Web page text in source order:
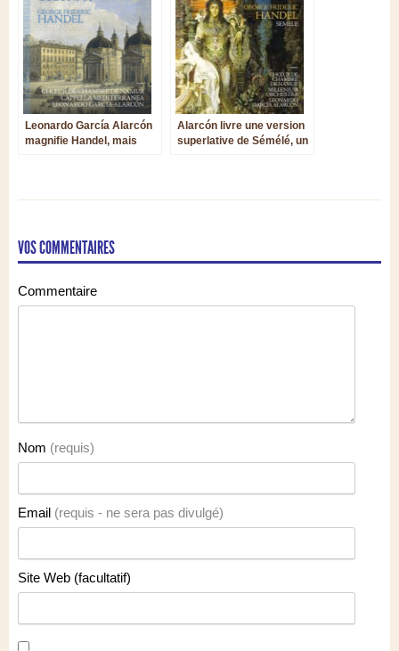
Leonardo García Alarcón
magnifie Handel, mais
Alarcón livre une version
superlative de Sémélé, un
VOS COMMENTAIRES
Commentaire
Nom (requis)
Email (requis - ne sera pas divulgé)
Site Web (facultatif)